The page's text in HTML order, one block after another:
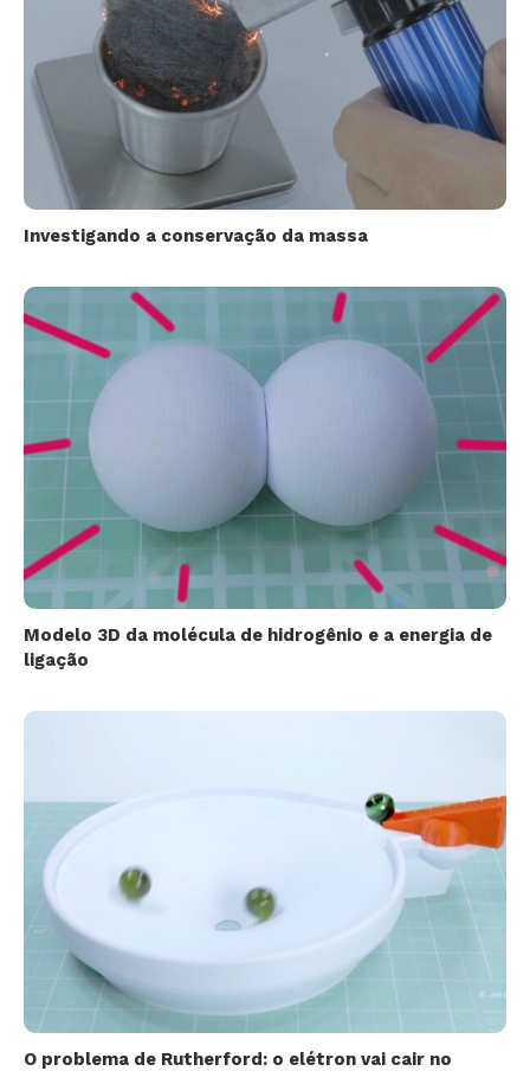
Investigando a conservação da massa
Modelo 3D da molécula de hidrogênio e a energia de
ligação
O problema de Rutherford: o elétron vai cair no